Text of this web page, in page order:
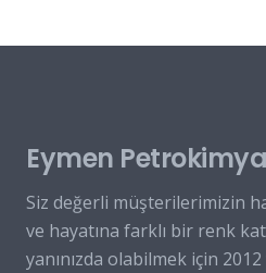
Eymen Petrokimya
Siz değerli müşterilerimizin
ve hayatına farklı bir renk
yanınızda olabilmek için 2012